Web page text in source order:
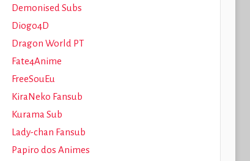
Demonised Subs
Diogo4D
Dragon World PT
Fate4Anime
FreeSouEu
KiraNeko Fansub
Kurama Sub
Lady-chan Fansub
Papiro dos Animes